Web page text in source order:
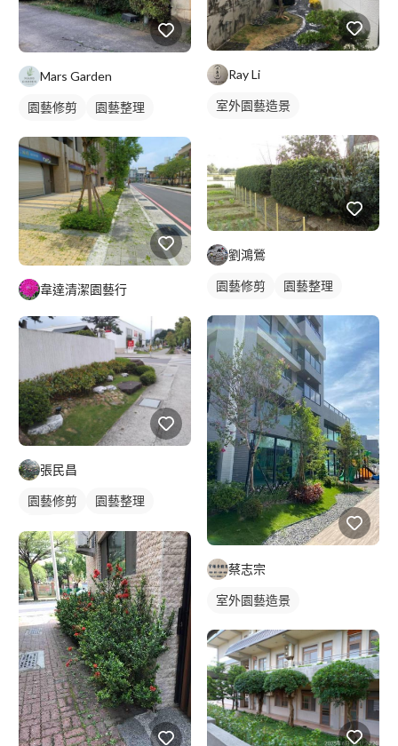
Mars Garden
園藝修剪 園藝整理
韋達清潔園藝行
張民昌
園藝修剪
園藝整理
Ray Li
室外園藝造景
劉鴻鶯
園藝修剪 園藝整理
蔡志宗
室外園藝造景